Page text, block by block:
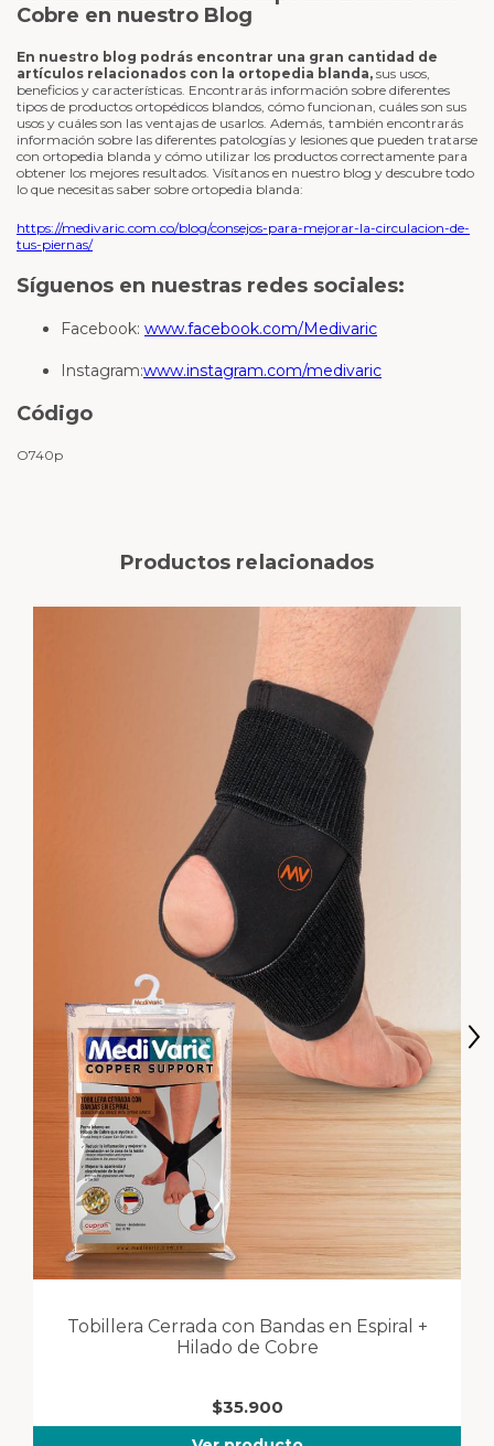
Cobre en nuestro Blog
En nuestro blog podrás encontrar una gran cantidad de
artículos relacionados con la ortopedia blanda, sus usos,
beneficios y características. Encontrarás información sobre diferentes
tipos de productos ortopédicos blandos, cómo funcionan, cuáles son sus
usos y cuáles son las ventajas de usarlos. Además, también encontrarás
información sobre las diferentes patologías y lesiones que pueden tratarse
con ortopedia blanda y cómo utilizar los productos correctamente para
obtener los mejores resultados. Visítanos en nuestro blog y descubre todo
lo que necesitas saber sobre ortopedia blanda:
https://medivaric.com.co/blog/consejos-para-mejorar-la-circulacion-de-
tus-piernas/
Síguenos en nuestras redes sociales:
Facebook: www.facebook.com/Medivaric
Instagram:www.instagram.com/medivaric
Código
O740p
Productos relacionados
Tobillera Cerrada con Bandas en Espiral +
Hilado de Cobre
$35.900